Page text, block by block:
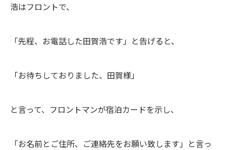
浩はフロントで、
「先程、お電話した田賀浩です」と告げると、
「お待ちしておりました、田賀様」
と言って、フロントマンが宿泊カードを示し、
「お名前とご住所、ご連絡先をお願い致します」と言っ